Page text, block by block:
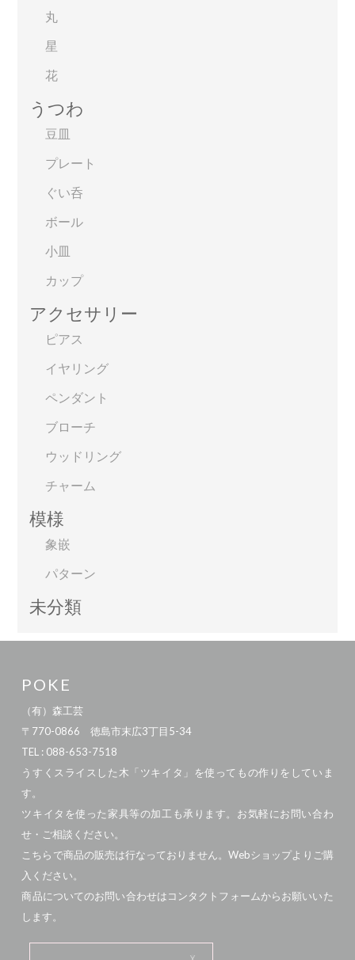
丸
星
花
うつわ
豆皿
プレート
ぐい呑
ボール
小皿
カップ
アクセサリー
ピアス
イヤリング
ペンダント
ブローチ
ウッドリング
チャーム
模様
象嵌
パターン
未分類
POKE
（有）森工芸
〒770-0866 徳島市末広3丁目5-34
TEL : 088-653-7518
うすくスライスした木「ツキイタ」を使ってもの作りをしていま
す。
ツキイタを使った家具等の加工も承ります。お気軽にお問い合わ
せ・ご相談ください。
こちらで商品の販売は行なっておりません。Webショップよりご購
入ください。
商品についてのお問い合わせはコンタクトフォームからお願いいた
します。